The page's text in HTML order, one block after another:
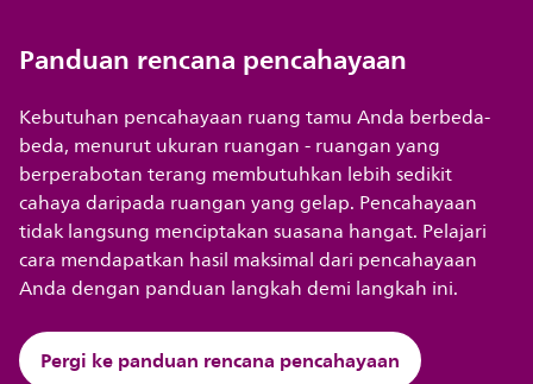
Panduan rencana pencahayaan
Kebutuhan pencahayaan ruang tamu Anda berbeda-
beda, menurut ukuran ruangan - ruangan yang
berperabotan terang membutuhkan lebih sedikit
cahaya daripada ruangan yang gelap. Pencahayaan
tidak langsung menciptakan suasana hangat. Pelajari
cara mendapatkan hasil maksimal dari pencahayaan
Anda dengan panduan langkah demi langkah ini.
Pergi ke panduan rencana pencahayaan